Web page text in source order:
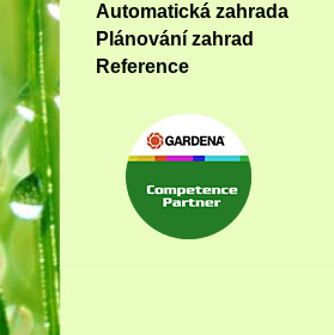
Automatická zahrada
Plánování zahrad
Reference